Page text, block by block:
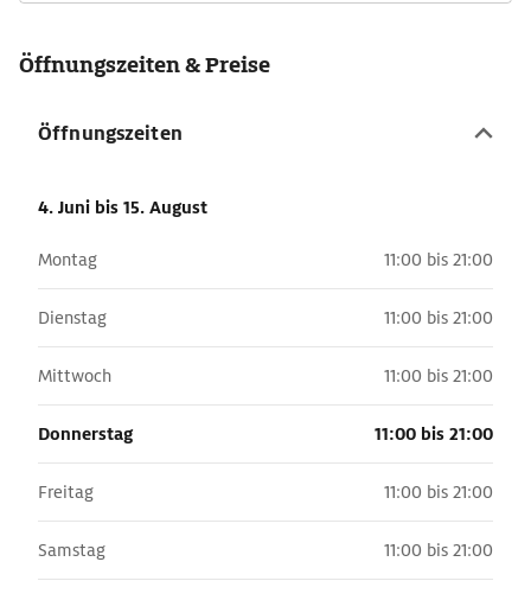
Öffnungszeiten & Preise
Öffnungszeiten
4. Juni bis 15. August
Montag 11:00 bis 21:00
Dienstag 11:00 bis 21:00
Mittwoch 11:00 bis 21:00
Donnerstag 11:00 bis 21:00
Freitag 11:00 bis 21:00
Samstag 11:00 bis 21:00